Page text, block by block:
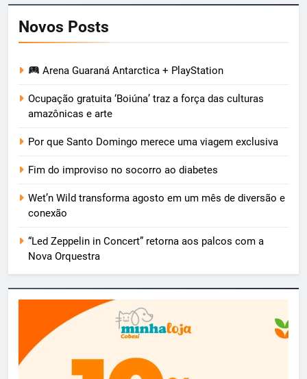
Novos Posts
Arena Guaraná Antarctica + PlayStation
Ocupação gratuita ‘Boiúna’ traz a força das culturas
amazônicas e arte
Por que Santo Domingo merece uma viagem exclusiva
Fim do improviso no socorro ao diabetes
Wet’n Wild transforma agosto em um mês de diversão e
conexão
“Led Zeppelin in Concert” retorna aos palcos com a
Nova Orquestra